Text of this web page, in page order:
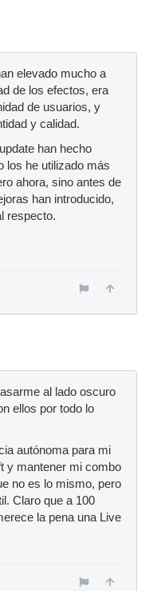
elevado mucho a
de los efectos, era
de usuarios, y
y calidad.
han hecho
los he utilizado más
ahora, sino antes de
han introducido,
respecto.
al lado oscuro
ellos por todo lo
autónoma para mi
y mantener mi combo
no es lo mismo, pero
Claro que a 100
la pena una Live